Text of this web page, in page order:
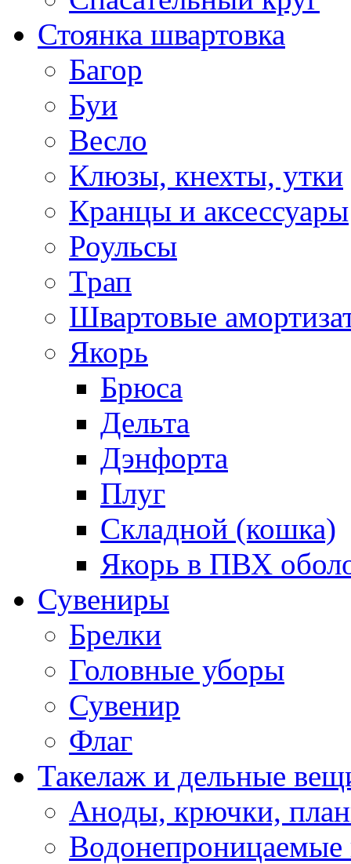
Стоянка швартовка
Багор
Буи
Весло
Клюзы, кнехты, утки
Кранцы и аксессуары
Роульсы
Трап
Швартовые
Якорь
Брюса
Дельта
Дэнфорта
Плуг
Складной (кошка)
Якорь в ПВХ
Сувениры
Брелки
Головные уборы
Сувенир
Флаг
Такелаж и дельные
Аноды, крючки,
Водонепроницаемые